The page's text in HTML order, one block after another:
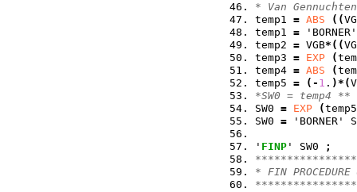
* Van
temp1 = ABS ( (
temp1 =
temp2 = VGB* ( (
temp3 = EXP (
temp4 = ABS (
temp5 = ( - 1 . ) * (
*SW0 = temp4 **
SW0 = EXP (temp5
SW0 = 'BORNER'
' FINP ' SW0
;
* FIN PROCEDURE